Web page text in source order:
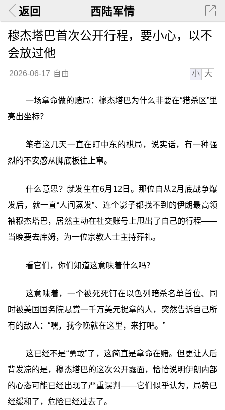
返回 西陆军情
穆杰塔巴首次公开行程，要小心，以不
会放过他
2026-06-17 自由 小 大
一场拿命做的赌局：穆杰塔巴为什么非要在“猎杀区”里
亮出坐标？
笔者这几天一直在盯中东的棋局，说实话，有一种强
烈的不安感从脚底板往上窜。
什么意思？就发生在6月12日。那位自从2月底战争爆
发后，就一直“人间蒸发”、连个影子都找不到的伊朗最高领
袖穆杰塔巴，居然主动在社交账号上甩出了自己的行程——
当晚要去库姆，为一位宗教人士主持葬礼。
看官们，你们知道这意味着什么吗？
这意味着，一个被死死钉在以色列暗杀名单首位、同
时被美国国务院悬赏一千万美元捉拿的人，突然告诉自己所
有的敌人：“嘿，我今晚就在这里，来打吧。”
这已经不是“勇敢”了，这简直是拿命在赌。但更让人后
背发凉的是，穆杰塔巴的这次公开露面，恰恰说明伊朗内部
的心态可能已经出现了严重误判——它们似乎认为，局势已
经缓和了，危险已经过去了。